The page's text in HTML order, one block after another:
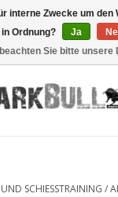
SCHIESSTRAINING /
interne Zwecke um den
in Ordnung?
Ja
Sie bitte unsere